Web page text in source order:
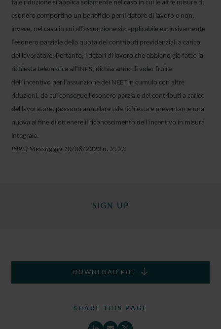
tale riduzione si applica solamente nel caso in cui le altre misure di
esonero comportino un beneficio per il datore di lavoro e non,
invece, nel caso in cui all’assunzione sia applicabile esclusivamente
l’esonero parziale della quota dei contributi previdenziali a carico
del lavoratore. Pertanto, i datori di lavoro che abbiano già fatto la
richiesta telematica all’INPS, dichiarando di voler fruire
dell’incentivo per l’assunzione dei NEET in cumulo con altre
riduzioni, da cui consegue l’esonero parziale dei contributi a carico
del lavoratore, possono annullare tale richiesta e presentarne una
nuova al fine di ottenere il riconoscimento dell’incentivo in misura
integrale.
INPS, Messaggio 10/08/2023 n. 2923
SIGN UP
DOWNLOAD PDF
SHARE THIS PAGE